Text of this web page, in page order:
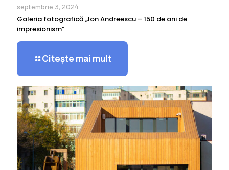
septembrie 3, 2024
Galeria fotografică „Ion Andreescu – 150 de ani de
impresionism”
Citește mai mult